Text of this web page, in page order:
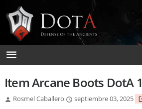
Item Arcane Boots DotA 1
Rosmel Caballero septiembre 03, 2025